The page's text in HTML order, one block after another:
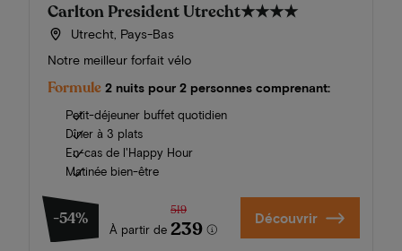
Carlton President Utrecht★★★★
Utrecht, Pays-Bas
Notre meilleur forfait vélo
Formule 2 nuits pour 2 personnes comprenant:
Petit-déjeuner buffet quotidien
Dîner à 3 plats
En-cas de l'Happy Hour
Matinée bien-être
-54%
À partir de
519
239 Découvrir